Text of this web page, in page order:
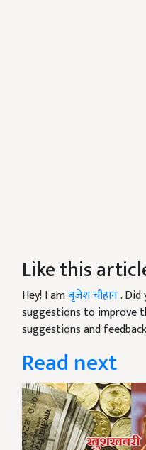
Like this
Hey! I amबृजेश चौहान. Did
suggestions to improve
suggestions and
Read next